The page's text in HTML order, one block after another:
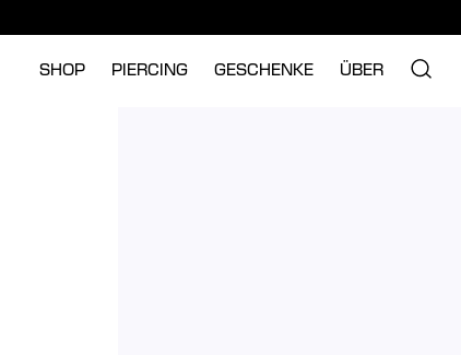
SHOP PIERCING GESCHENKE ÜBER